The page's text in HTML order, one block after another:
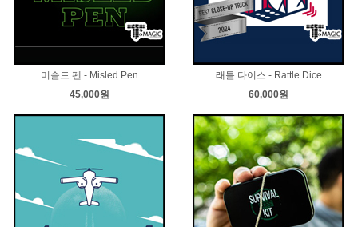
미슬드 펜 - Misled Pen
45,000원
래틀 다이스 - Rattle Dice
60,000원